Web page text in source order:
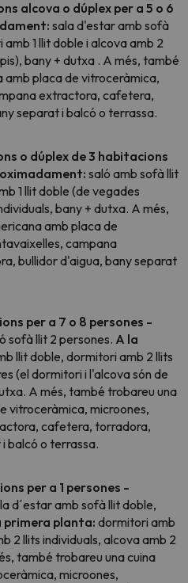
alcova o dúplex per a 5 o 6
sala d'estar amb sofà
1 llit doble i alcova amb 2
bany + dutxa . A més, també
amb placa de vitroceràmica,
extractora, cafetera,
separat i balcó o terrassa.
o dúplex de 3 habitacions
saló amb sofà llit
1 llit doble (de vegades
bany + dutxa. A més,
amb placa de
campana
bullidor d'aigua, bany separat
per a 7 o 8 persones -
sofà llit 2 persones. A la
llit doble, dormitori amb 2 llits
(el dormitori i l'alcova són de
A més, també trobareu una
vitroceràmica, microones,
cafetera, torradora,
balcó o terrassa.
per a 1 persones -
d´estar amb sofà llit doble,
primera planta: dormitori amb
2 llits individuals, alcova amb 2
també trobareu una cuina
microones,